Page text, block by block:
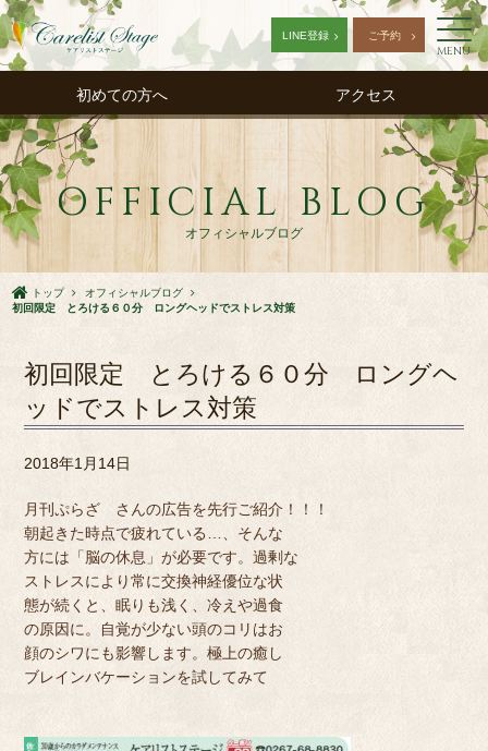
LINE登録 ご予約
MENU
初めての方へ アクセス
OFFICIAL BLOG
オフィシャルブログ
トップ
オフィシャルブログ
初回限定 とろける６０分 ロングヘッドでストレス対策
初回限定 とろける６０分 ロングヘ
ッドでストレス対策
2018年1月14日
月刊ぷらざ さんの広告を先行ご紹介！！！
朝起きた時点で疲れている…、そんな
方には「脳の休息」が必要です。過剰な
ストレスにより常に交換神経優位な状
態が続くと、眠りも浅く、冷えや過食
の原因に。自覚が少ない頭のコリはお
顔のシワにも影響します。極上の癒し
ブレインバケーションを試してみて